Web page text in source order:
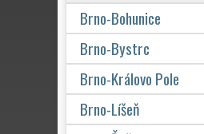
Brno-Bohunice
Brno-Bystrc
Brno-Královo Pole
Brno-Líšeň